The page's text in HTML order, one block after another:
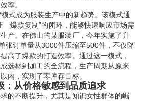
率。
模式成为服装生产中的新趋势。该模式通
爆款复制”的闭环，能够快速响应市场需
产。在佛山的某服装厂，今年实施了升
张订单量从3000件压缩至500件，不仅降
高了爆款的打造效率。通过这一模式，
选材到加工的全流程，生产周期从原来
内，实现了零库存目标。
：从价格敏感到品质追求
的不断提升，尤其是知识女性群体的崛